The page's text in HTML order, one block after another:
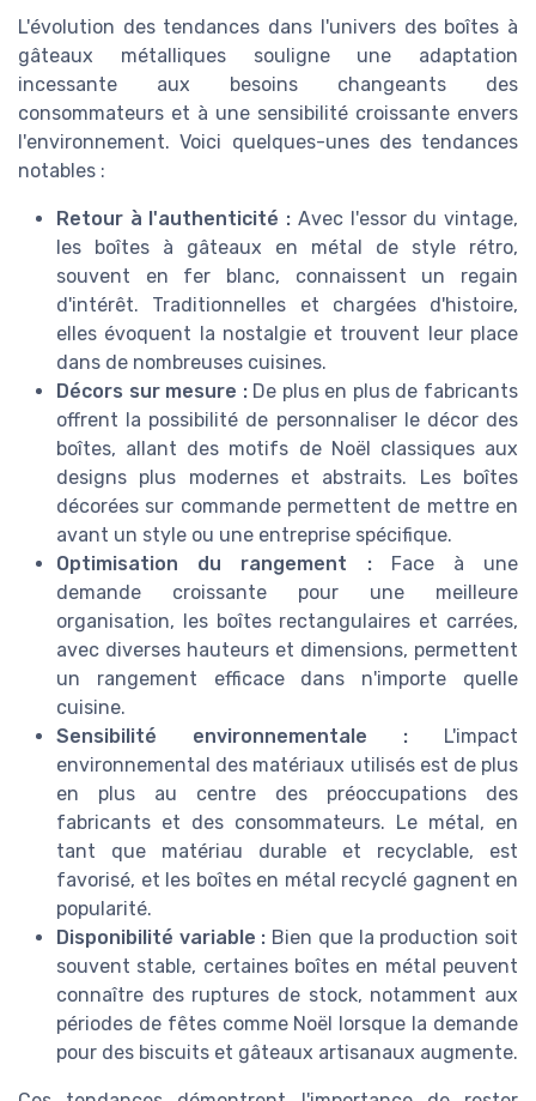
L'évolution des tendances dans l'univers des boîtes à
gâteaux métalliques souligne une adaptation
incessante aux besoins changeants des
consommateurs et à une sensibilité croissante envers
l'environnement. Voici quelques-unes des tendances
notables :
Retour à l'authenticité : Avec l'essor du vintage,
les boîtes à gâteaux en métal de style rétro,
souvent en fer blanc, connaissent un regain
d'intérêt. Traditionnelles et chargées d'histoire,
elles évoquent la nostalgie et trouvent leur place
dans de nombreuses cuisines.
Décors sur mesure :De plus en plus de fabricants
offrent la possibilité de personnaliser le décor des
boîtes, allant des motifs de Noël classiques aux
designs plus modernes et abstraits. Les boîtes
décorées sur commande permettent de mettre en
avant un style ou une entreprise spécifique.
Optimisation du rangement :Face à une
demande croissante pour une meilleure
organisation, les boîtes rectangulaires et carrées,
avec diverses hauteurs et dimensions, permettent
un rangement efficace dans n'importe quelle
cuisine.
Sensibilité environnementale : L'impact
environnemental des matériaux utilisés est de plus
en plus au centre des préoccupations des
fabricants et des consommateurs. Le métal, en
tant que matériau durable et recyclable, est
favorisé, et les boîtes en métal recyclé gagnent en
popularité.
Disponibilité variable : Bien que la production soit
souvent stable, certaines boîtes en métal peuvent
connaître des ruptures de stock, notamment aux
périodes de fêtes comme Noël lorsque la demande
pour des biscuits et gâteaux artisanaux augmente.